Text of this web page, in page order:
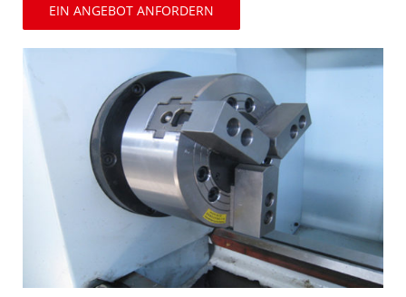
EIN ANGEBOT ANFORDERN